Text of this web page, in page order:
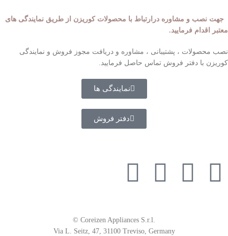
جهت نصب و مشاوره درارتباط با محصولات کوریزن از طریق نمایندگی های
معتبر اقدام فرمایید.
نصب محصولات ، پشتیبانی ، مشاوره و دریافت مجوز فروش و نمایندگی
کوریزن با دفتر فروش تماس حاصل فرمایید.
نمایندگی ها
دفتر فروش
© Coreizen Appliances S.r.l.
Via L. Seitz, 47, 31100 Treviso, Germany